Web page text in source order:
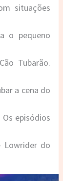
situações
o pequeno
Tubarão.
a cena do
episódios
Lowrider do